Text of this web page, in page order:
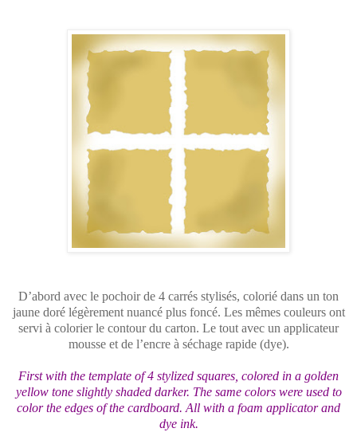
D’abord avec le pochoir de 4 carrés stylisés, colorié dans un ton
jaune doré légèrement nuancé plus foncé. Les mêmes couleurs ont
servi à colorier le contour du carton. Le tout avec un applicateur
mousse et de l’encre à séchage rapide (dye).
First with the template of 4 stylized squares, colored in a golden
yellow tone slightly shaded darker. The same colors were used to
color the edges of the cardboard. All with a foam applicator and
dye ink.